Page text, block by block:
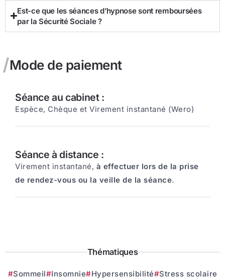
Est-ce que les séances d’hypnose sont remboursées
par la Sécurité Sociale ?
Mode de paiement
Séance au cabinet :
Espèce, Chèque et Virement instantané (Wero)
Séance à distance :
Virement instantané, à effectuer lors de la prise
de rendez-vous ou la veille de la séance.
Thématiques
Sommeil Insomnie Hypersensibilité
Stress scolaire